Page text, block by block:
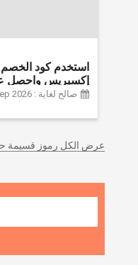
استخدم كود
إكسبريس واحصل
إلى 60% على
بقيمة 155
| شحن مج
صالح لغاية : 30th Sep 2026
عرض الكل رموز قسيمة